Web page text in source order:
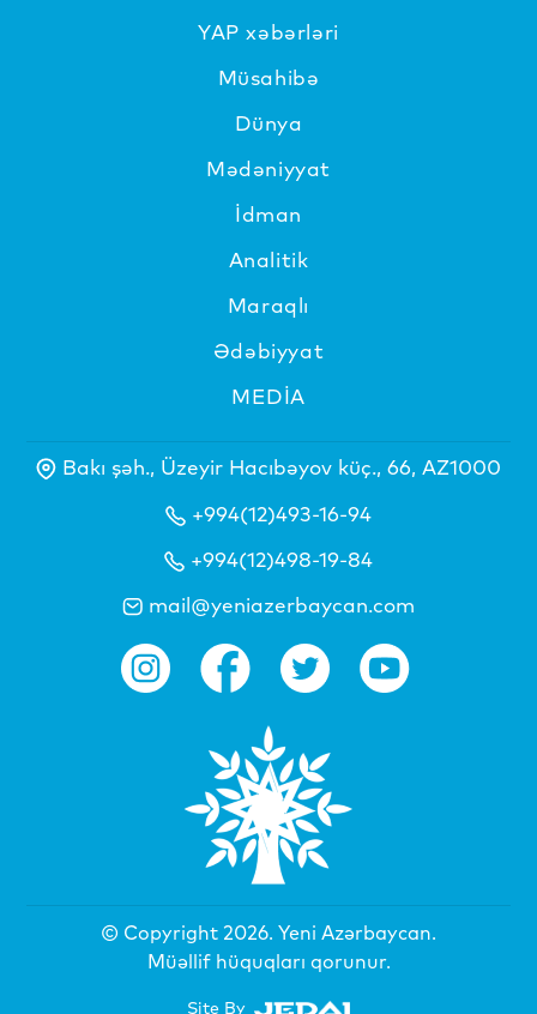
YAP xəbərləri
Müsahibə
Dünya
Mədəniyyat
İdman
Analitik
Maraqlı
Ədəbiyyat
MEDİA
Bakı şəh., Üzeyir Hacıbəyov küç., 66, AZ1000
+994(12)493-16-94
+994(12)498-19-84
mail@yeniazerbaycan.com
© Copyright 2026. Yeni Azərbaycan.
Müəllif hüquqları qorunur.
Site By